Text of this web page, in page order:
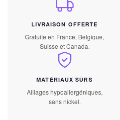
LIVRAISON OFFERTE
Gratuite en France, Belgique,
Suisse et Canada.
MATÉRIAUX SÛRS
Alliages hypoallergéniques,
sans nickel.